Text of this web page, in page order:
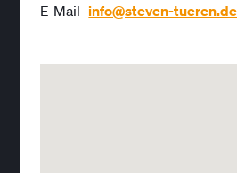
E-Mail info@steven-tueren.de